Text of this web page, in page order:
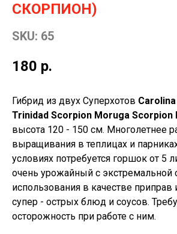
СКОРПИОН)
SKU: 65
180 р.
Гибрид из двух Cуперхотов
Trinidad Scorpion Moruga Scorpion
высота 120 - 150 см. Многолетнее
выращивания в теплицах и
условиях потребуется горшок от 5
очень урожайный с экстремальной
использования в качестве приправ
супер - острых блюд и соусов.
осторожность при работе с ним.